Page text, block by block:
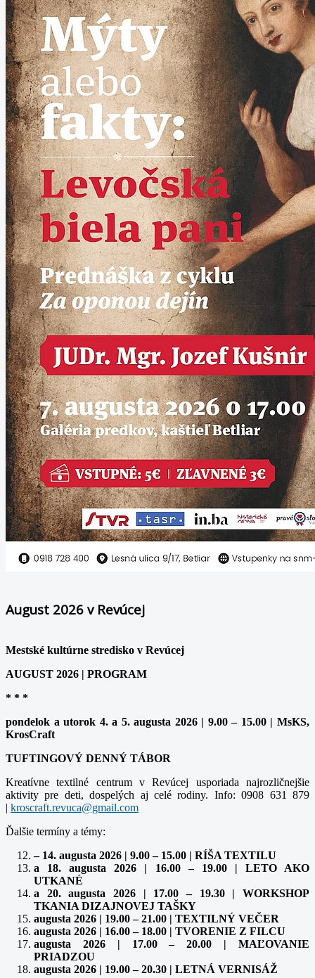
August 2026 v Revúcej
Mestské kultúrne stredisko v Revúcej
AUGUST 2026 | PROGRAM
* * *
pondelok a utorok 4. a 5. augusta 2026 | 9.00 – 15.00 | MsKS,
KrosCraft
TUFTINGOVÝ DENNÝ TÁBOR
Kreatívne textilné centrum v Revúcej usporiada najrozličnejšie
aktivity pre deti, dospelých aj celé rodiny. Info: 0908 631 879
|
Ďalšie termíny a témy:
– 14. augusta 2026 | 9.00 – 15.00 | RÍŠA TEXTILU
a 18. augusta 2026 | 16.00 – 19.00 | LETO AKO
UTKANÉ
a 20. augusta 2026 | 17.00 – 19.30 | WORKSHOP
TKANIA DIZAJNOVEJ TAŠKY
augusta 2026 | 19.00 – 21.00 | TEXTILNÝ VEČER
augusta 2026 | 16.00 – 18.00 | TVORENIE Z FILCU
augusta 2026 | 17.00 – 20.00 | MAĽOVANIE
PRIADZOU
augusta 2026 | 19.00 – 20.30 | LETNÁ VERNISÁŽ